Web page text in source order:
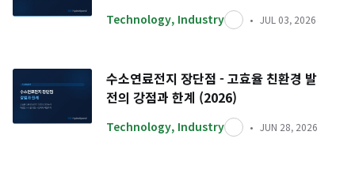
Technology, Industry JUL 03, 2026
수소연료전지 장단점 - 고효율 친환경 발
전의 강점과 한계 (2026)
Technology, Industry JUN 28, 2026